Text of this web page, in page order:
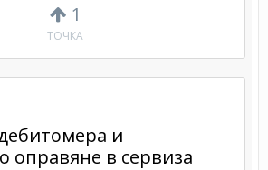
1
ТОЧКА
и
оправяне в сервиза